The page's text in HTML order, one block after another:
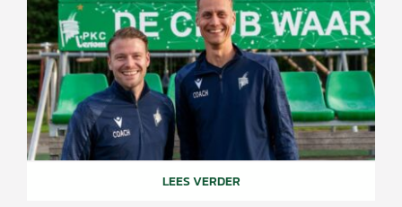
LEES VERDER